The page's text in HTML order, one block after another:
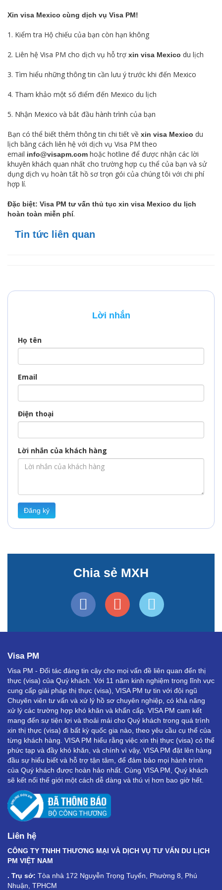
Xin visa Mexico cùng dịch vụ Visa PM!
1. Kiểm tra Hộ chiếu của bạn còn hạn không
2. Liên hệ Visa PM cho dịch vụ hỗ trợ xin visa Mexico du lịch
3. Tìm hiểu những thông tin cần lưu ý trước khi đến Mexico
4. Tham khảo một số điểm đến Mexico du lịch
5. Nhận Mexico và bắt đầu hành trình của bạn
Bạn có thể biết thêm thông tin chi tiết về xin visa Mexico du
lịch bằng cách liên hệ với dịch vụ Visa PM theo
email info@visapm.com hoặc hotline để được nhận các lời
khuyên khách quan nhất cho trường hợp cụ thể của bạn và sử
dụng dịch vụ hoàn tất hồ sơ trọn gói của chúng tôi với chi phí
hợp lí.
Đặc biệt: Visa PM tư vấn thủ tục xin visa Mexico du lịch
hoàn toàn miễn phí.
Tin tức liên quan
Lời nhắn
Họ tên
Email
Điện thoại
Lời nhắn của khách hàng
Đăng ký
Chia sẻ MXH
Visa PM
Visa PM - Đối tác đáng tin cậy cho mọi vấn đề liên quan đến thị
thực (visa) của Quý khách. Với 11 năm kinh nghiệm trong lĩnh vực
cung cấp giải pháp thị thực (visa), VISA PM tự tin với đội ngũ
Chuyên viên tư vấn và xử lý hồ sơ chuyên nghiệp, có khả năng
xử lý các trường hợp khó khăn và khẩn cấp. VISA PM cam kết
mang đến sự tiện lợi và thoải mái cho Quý khách trong quá trình
xin thị thực (visa) đi bất kỳ quốc gia nào, theo yêu cầu cụ thể của
từng khách hàng. VISA PM hiểu rằng việc xin thị thực (visa) có thể
phức tạp và đầy khó khăn, và chính vì vậy, VISA PM đặt lên hàng
đầu sự hiểu biết và hỗ trợ tận tâm, để đảm bảo mọi hành trình
của Quý khách được hoàn hảo nhất. Cùng VISA PM, Quý khách
sẽ kết nối thế giới một cách dễ dàng và thú vị hơn bao giờ hết.
Liên hệ
CÔNG TY TNHH THƯƠNG MẠI VÀ DỊCH VỤ TƯ VẤN DU LỊCH
PM VIỆT NAM
. Trụ sở: Tòa nhà 172 Nguyễn Trọng Tuyển, Phường 8, Phú
Nhuận, TPHCM